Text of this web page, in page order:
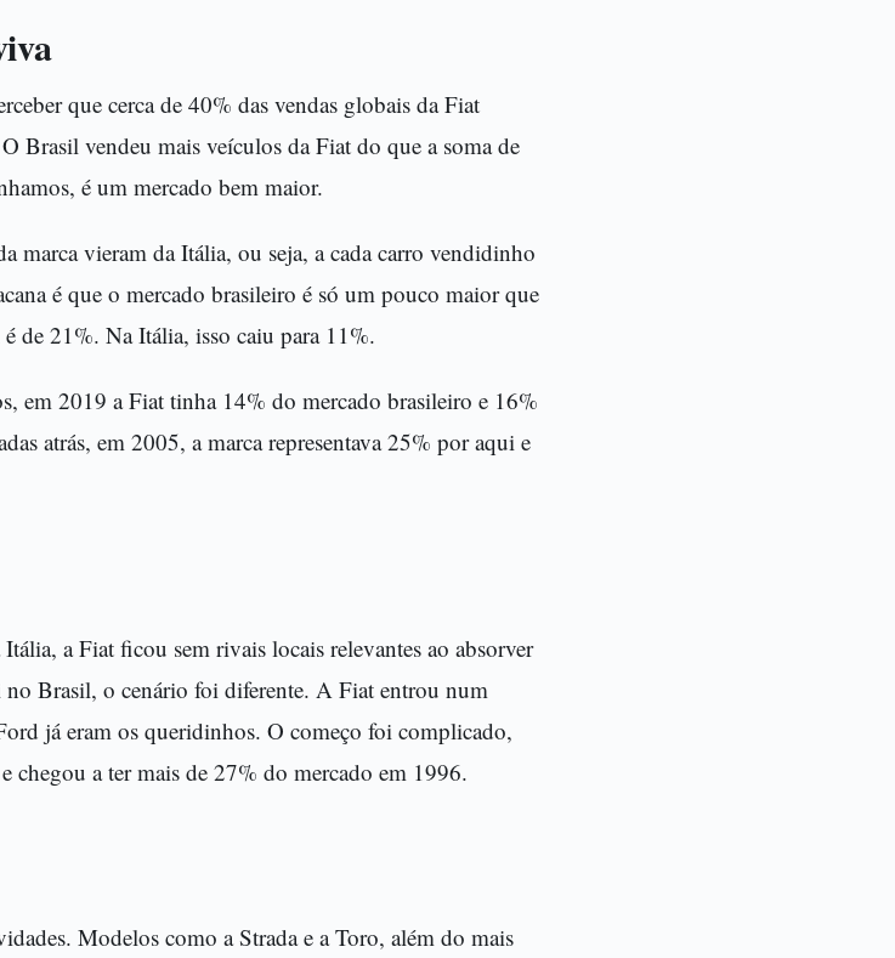
que cerca de 40% das vendas globais da Fiat
Brasil vendeu mais veículos da Fiat do que a soma de
é um mercado bem maior.
marca vieram da Itália, ou seja, a cada carro vendidinho
é que o mercado brasileiro é só um pouco maior que
de 21%. Na Itália, isso caiu para 11%.
em 2019 a Fiat tinha 14% do mercado brasileiro e 16%
atrás, em 2005, a marca representava 25% por aqui e
a Fiat ficou sem rivais locais relevantes ao absorver
Brasil, o cenário foi diferente. A Fiat entrou num
já eram os queridinhos. O começo foi complicado,
chegou a ter mais de 27% do mercado em 1996.
Modelos como a Strada e a Toro, além do mais